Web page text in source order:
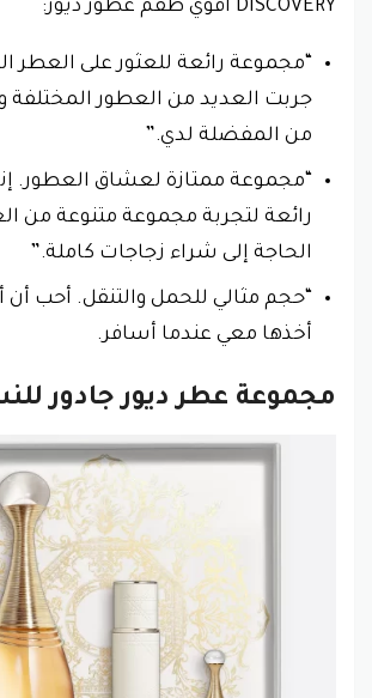
DISCOVERY أقوي طقم عطور ديور:
“مجموعة رائعة للعثور على العطر
جربت العديد من العطور
من المفضلة لدي.”
“مجموعة ممتازة لعشاق العطور.
رائعة لتجربة مجموعة متنوعة من
الحاجة إلى شراء زجاجات كاملة.”
“حجم مثالي للحمل والتنقل. أحب
أخذها معي عندما أسافر.
مجموعة عطر ديور جادور